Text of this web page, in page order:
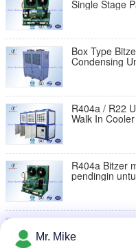
Single Stage
Box Type
Condensing
R404a / R22
Walk In
R404a Bitzer
pendingin
Untuk
Mr. Mike